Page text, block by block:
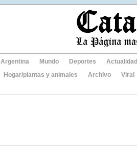
Argentina Mundo Deportes
Actualidad
Hogar/plantas y animales Archivo
Viral